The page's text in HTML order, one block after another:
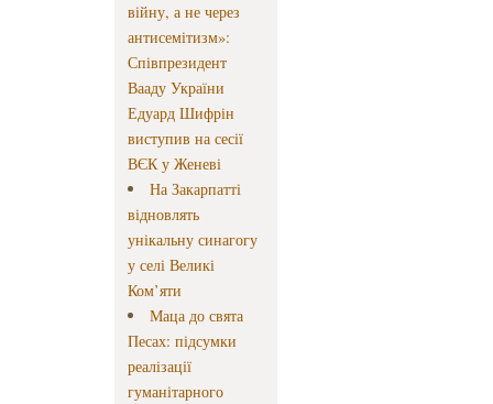
війну, а не через
антисемітизм»:
Співпрезидент
Вааду України
Едуард Шифрін
виступив на сесії
ВЄК у Женеві
На Закарпатті
відновлять
унікальну синагогу
у селі Великі
Ком’яти
Маца до свята
Песах: підсумки
реалізації
гуманітарного